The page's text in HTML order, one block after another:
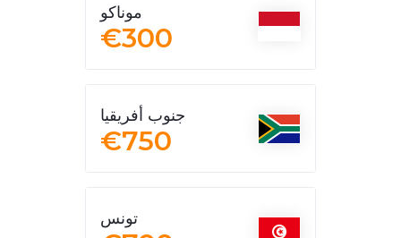
موناكو
€300
جنوب أفريقيا
€750
تونس